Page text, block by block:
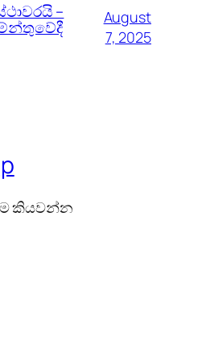
–
August
7, 2025
කියවන්න